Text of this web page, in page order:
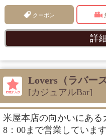
クーポン
詳
Lovers（ラバーズ
[カジュアルBar]
米屋本店の向かいにある
8：00まで営業していま